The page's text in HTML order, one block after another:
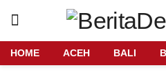
HOME ACEH BALI